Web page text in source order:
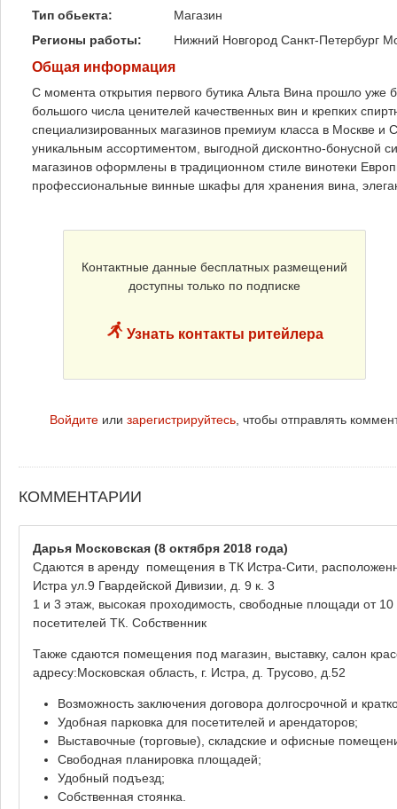
Тип обьекта:
Магазин
Регионы работы:
Нижний Новгород Санкт-Петербург
Общая информация
С момента открытия первого бутика Альта Вина прошло уже
большого числа ценителей качественных вин и крепких
специализированных магазинов премиум класса в Москве и
уникальным ассортиментом, выгодной дисконтно-бонусной
магазинов оформлены в традиционном стиле винотеки
профессиональные винные шкафы для хранения вина,
Контактные данные бесплатных размещений
доступны только по подписке
Узнать контакты ритейлера
Войдите или зарегистрируйтесь, чтобы отправлять
КОММЕНТАРИИ
Дарья Московская (8 октября 2018 года)
Сдаются в аренду помещения в ТК Истра-Сити,
Истра ул.9 Гвардейской Дивизии, д. 9 к. 3
1 и 3 этаж, высокая проходимость, свободные площади от
посетителей ТК. Собственник
Также сдаются помещения под магазин, выставку, салон
адресу:Московская область, г. Истра, д. Трусово, д.52
Возможность заключения договора долгосрочной и
Удобная парковка для посетителей и арендаторов;
Выставочные (торговые), складские и офисные
Свободная планировка площадей;
Удобный подъезд;
Собственная стоянка.